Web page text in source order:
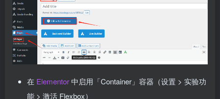
在 Elementor中启用「Container」容器（设置 > 实验功
能 > 激活 Flexbox）